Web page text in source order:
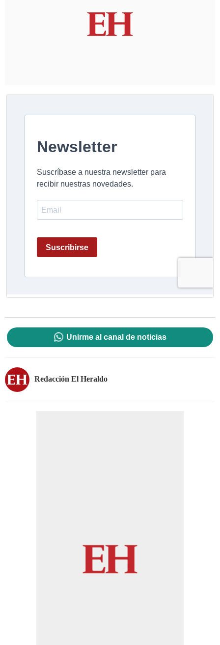
Unirme al canal de noticias
Redacción El Heraldo